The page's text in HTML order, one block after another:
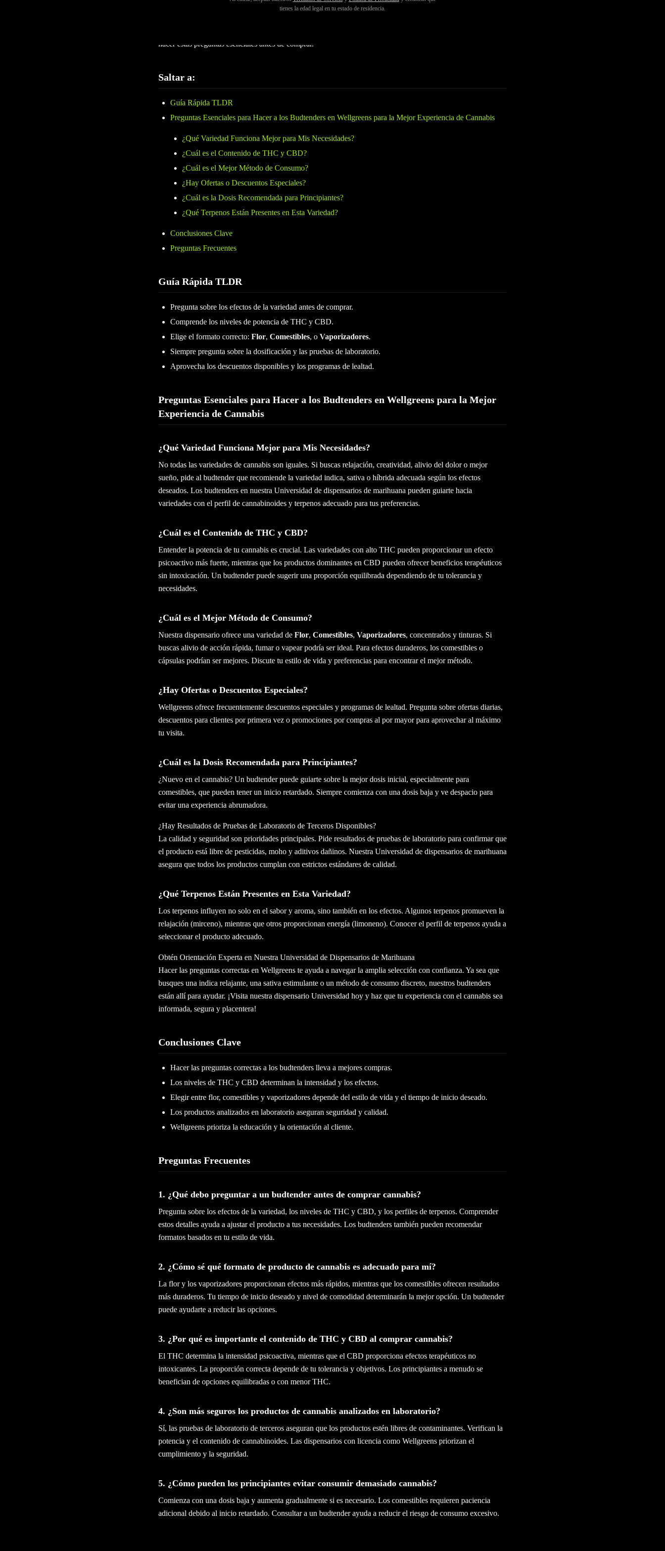
tienes la edad legal en tu estado de residencia.
¿Visitando Wellgreens para tus necesidades de cannabis? Ya sea que seas un principiante o un consumidor
hacer estas preguntas esenciales antes de comprar.
Saltar a:
Guía Rápida TLDR
Preguntas Esenciales para Hacer a los Budtenders en Wellgreens para la Mejor Experiencia de Cannabis
¿Qué Variedad Funciona Mejor para Mis Necesidades?
¿Cuál es el Contenido de THC y CBD?
¿Cuál es el Mejor Método de Consumo?
¿Hay Ofertas o Descuentos Especiales?
¿Cuál es la Dosis Recomendada para Principiantes?
¿Qué Terpenos Están Presentes en Esta Variedad?
Conclusiones Clave
Preguntas Frecuentes
Guía Rápida TLDR
Pregunta sobre los efectos de la variedad antes de comprar.
Comprende los niveles de potencia de THC y CBD.
Elige el formato correcto: Flor, Comestibles, o Vaporizadores.
Siempre pregunta sobre la dosificación y las pruebas de laboratorio.
Aprovecha los descuentos disponibles y los programas de lealtad.
Preguntas Esenciales para Hacer a los Budtenders en Wellgreens para la Mejor
Experiencia de Cannabis
¿Qué Variedad Funciona Mejor para Mis Necesidades?
No todas las variedades de cannabis son iguales. Si buscas relajación, creatividad, alivio del dolor o mejor
sueño, pide al budtender que recomiende la variedad indica, sativa o híbrida adecuada según los efectos
deseados. Los budtenders en nuestra Universidad de dispensarios de marihuana pueden guiarte hacia
variedades con el perfil de cannabinoides y terpenos adecuado para tus preferencias.
¿Cuál es el Contenido de THC y CBD?
Entender la potencia de tu cannabis es crucial. Las variedades con alto THC pueden proporcionar un efecto
psicoactivo más fuerte, mientras que los productos dominantes en CBD pueden ofrecer beneficios terapéuticos
sin intoxicación. Un budtender puede sugerir una proporción equilibrada dependiendo de tu tolerancia y
necesidades.
¿Cuál es el Mejor Método de Consumo?
Nuestra dispensario ofrece una variedad de Flor, Comestibles, Vaporizadores, concentrados y tinturas. Si
buscas alivio de acción rápida, fumar o vapear podría ser ideal. Para efectos duraderos, los comestibles o
cápsulas podrían ser mejores. Discute tu estilo de vida y preferencias para encontrar el mejor método.
¿Hay Ofertas o Descuentos Especiales?
Wellgreens ofrece frecuentemente descuentos especiales y programas de lealtad. Pregunta sobre ofertas diarias,
descuentos para clientes por primera vez o promociones por compras al por mayor para aprovechar al máximo
tu visita.
¿Cuál es la Dosis Recomendada para Principiantes?
¿Nuevo en el cannabis? Un budtender puede guiarte sobre la mejor dosis inicial, especialmente para
comestibles, que pueden tener un inicio retardado. Siempre comienza con una dosis baja y ve despacio para
evitar una experiencia abrumadora.
¿Hay Resultados de Pruebas de Laboratorio de Terceros Disponibles?
La calidad y seguridad son prioridades principales. Pide resultados de pruebas de laboratorio para confirmar que
el producto está libre de pesticidas, moho y aditivos dañinos. Nuestra Universidad de dispensarios de marihuana
asegura que todos los productos cumplan con estrictos estándares de calidad.
¿Qué Terpenos Están Presentes en Esta Variedad?
Los terpenos influyen no solo en el sabor y aroma, sino también en los efectos. Algunos terpenos promueven la
relajación (mirceno), mientras que otros proporcionan energía (limoneno). Conocer el perfil de terpenos ayuda a
seleccionar el producto adecuado.
Obtén Orientación Experta en Nuestra Universidad de Dispensarios de Marihuana
Hacer las preguntas correctas en Wellgreens te ayuda a navegar la amplia selección con confianza. Ya sea que
busques una indica relajante, una sativa estimulante o un método de consumo discreto, nuestros budtenders
están allí para ayudar. ¡Visita nuestra dispensario Universidad hoy y haz que tu experiencia con el cannabis sea
informada, segura y placentera!
Conclusiones Clave
Hacer las preguntas correctas a los budtenders lleva a mejores compras.
Los niveles de THC y CBD determinan la intensidad y los efectos.
Elegir entre flor, comestibles y vaporizadores depende del estilo de vida y el tiempo de inicio deseado.
Los productos analizados en laboratorio aseguran seguridad y calidad.
Wellgreens prioriza la educación y la orientación al cliente.
Preguntas Frecuentes
1. ¿Qué debo preguntar a un budtender antes de comprar cannabis?
Pregunta sobre los efectos de la variedad, los niveles de THC y CBD, y los perfiles de terpenos. Comprender
estos detalles ayuda a ajustar el producto a tus necesidades. Los budtenders también pueden recomendar
formatos basados en tu estilo de vida.
2. ¿Cómo sé qué formato de producto de cannabis es adecuado para mí?
La flor y los vaporizadores proporcionan efectos más rápidos, mientras que los comestibles ofrecen resultados
más duraderos. Tu tiempo de inicio deseado y nivel de comodidad determinarán la mejor opción. Un budtender
puede ayudarte a reducir las opciones.
3. ¿Por qué es importante el contenido de THC y CBD al comprar cannabis?
El THC determina la intensidad psicoactiva, mientras que el CBD proporciona efectos terapéuticos no
intoxicantes. La proporción correcta depende de tu tolerancia y objetivos. Los principiantes a menudo se
benefician de opciones equilibradas o con menor THC.
4. ¿Son más seguros los productos de cannabis analizados en laboratorio?
Sí, las pruebas de laboratorio de terceros aseguran que los productos estén libres de contaminantes. Verifican la
potencia y el contenido de cannabinoides. Las dispensarios con licencia como Wellgreens priorizan el
cumplimiento y la seguridad.
5. ¿Cómo pueden los principiantes evitar consumir demasiado cannabis?
Comienza con una dosis baja y aumenta gradualmente si es necesario. Los comestibles requieren paciencia
adicional debido al inicio retardado. Consultar a un budtender ayuda a reducir el riesgo de consumo excesivo.